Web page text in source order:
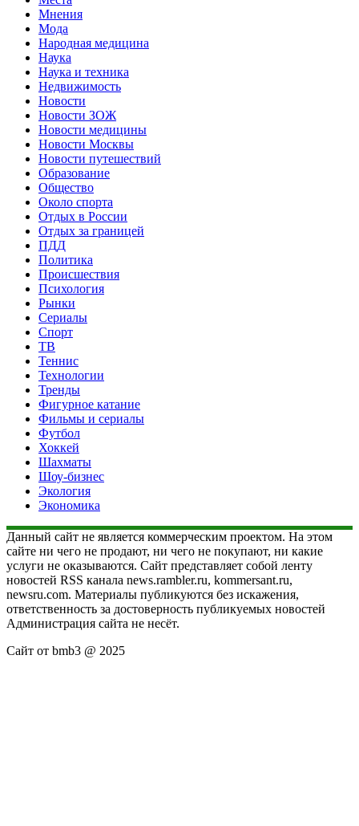
Мнения
Мода
Народная медицина
Наука
Наука и техника
Недвижимость
Новости
Новости ЗОЖ
Новости медицины
Новости Москвы
Новости путешествий
Образование
Общество
Около спорта
Отдых в России
Отдых за границей
ПДД
Политика
Происшествия
Психология
Рынки
Сериалы
Спорт
ТВ
Теннис
Технологии
Тренды
Фигурное катание
Фильмы и сериалы
Футбол
Хоккей
Шахматы
Шоу-бизнес
Экология
Экономика
Данный сайт не является коммерческим проектом. На этом
сайте ни чего не продают, ни чего не покупают, ни какие
услуги не оказываются. Сайт представляет собой ленту
новостей RSS канала news.rambler.ru, kommersant.ru,
newsru.com. Материалы публикуются без искажения,
ответственность за достоверность публикуемых новостей
Администрация сайта не несёт.
Сайт от bmb3 @ 2025